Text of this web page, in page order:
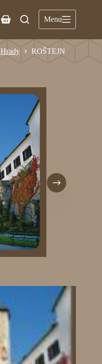
Menu
Hrady ROŠTEJN